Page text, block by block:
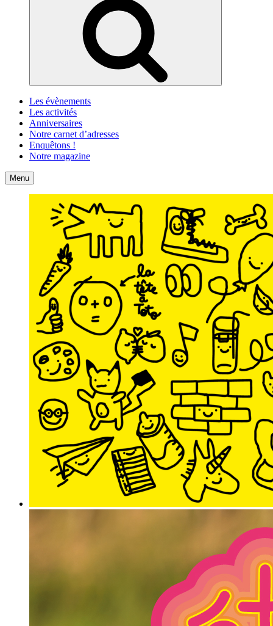
Les évènements
Les activités
Anniversaires
Notre carnet d’adresses
Enquêtons !
Notre magazine
Accueil
Menu Contact